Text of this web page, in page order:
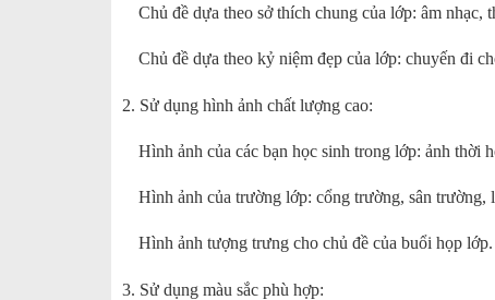
Chủ đề dựa theo sở thích chung của lớp: âm nhạc,
Chủ đề dựa theo kỷ niệm đẹp của lớp: chuyến đi
2. Sử dụng hình ảnh chất lượng cao:
Hình ảnh của các bạn học sinh trong lớp: ảnh thời
Hình ảnh của trường lớp: cổng trường, sân trường,
Hình ảnh tượng trưng cho chủ đề của buổi họp lớp.
3. Sử dụng màu sắc phù hợp: